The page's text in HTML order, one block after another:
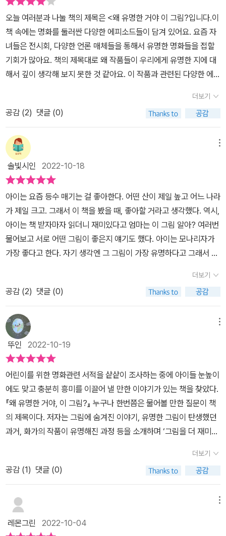
의 일요일 오후>, <키스>, <생각하는 사람> 등 총 12가지 대표 작품
을 대상으로, 화가의 생애와 이 작품이 왜 사람들의 사랑을 받게 되었
는지 설명해준다. 특히 처음 그림을 배우는 사람이 잘 모르는 작품을
만들 당시의 시대적 분위기와 당시의 기술 발달 정도, 그리고 그 작가
만의 독특한 기법 등을 함께 설명해주는 것이 좋았다. 그동안 보지 못
한 부분을 세밀하게 관찰할 수 있었고, 특히 초등학생 딸에게 설명해
주는 방식으로 정말 쉽게 이야기 해주고 있어서 이해하기 좋았다. 다
빈치가 얼마나 완벽주의였는지, 모네의 그림이 당시에 인정받지 못한
라의 투명한 빛을 표현하기 위한 독특한 기법에 대한 이야기는 인상
적이고 재미있었다. 어릴적에 학교에서 미술사를 배울 때는 외우기
바쁘고 지루하게만 느껴졌는데, 역시 폭넓은 스토리를 이해하면서 배
워야 재미가 있다. 아들도 이렇게 미술을 이해하고 느끼면 좋겠다. 초
등학생 아이들이나 그림을 하나도 모르는 성인이 처음 배울 때 친절
하게 설명을 들을 수 있어서 좋은 책이다. 명화에 대한 정보와 교양을
쌓고 싶을 때 도움을 얻을 수 있을 것이다.
오늘 여러분과 나눌 책의 제목은 <왜 유명한 거야 이 그림?입니다.이
책 속에는 명화를 둘러싼 다양한 에피소드들이 담겨 있어요. 요즘 자
녀들은 전시회, 다양한 언론 매체들을 통해서 유명한 명화들을 접할
기회가 많아요. 책의 제목대로 왜 작품들이 우리에게 유명한 지에 대
해서 깊이 생각해 보지 못한 것 같아요. 이 작품과 관련된 다양한 에피
에 한 권의 책을 통해서 그 동안 너무 궁금했던 이야기들과 왜 작품이
유명하게 되었는 지에 대해서 알게 되는 좋은 계기로 삼았으면 좋겠
어요. 뿐만 아니라 이 책을 통해서 자녀가 명화와 한 걸음 더 가까워지
는 계기로 삼으면 더 좋을 것 같아요.감사하게도 어린 자녀들이 우리
에게 잘 알려진 모자리자, 생각하는 사람, 별이 빛나는 밤 등 총 12가
지 작품들과 관련된 신나고 재미있는 에피소드들이 담겨 있어요. 어
린 자녀는 이 책을 통해서 다양한 작품들과 관련된 에피소드들을 자
신의 말로 누군가에게 설명할 수 있도록 도움을 제공받을 수 있어요.
한 마디로 이 책은 마치 조개 속에 진주를 품은 것 같이 유익한 내용들
이 담아 놓았더라고요.이 책이 그럴 수 있는 이유는 유명한 작가들과
작품과 관련된 에피소드에 대해서 미술 칼럼니스트 이유리 선생님께
서 쉽고 재미있게 설명해 주기 때문인 것 같아요. 저자의 이야기대로
한 작품 속에는 당시 시대적 배경이 되었던 역사적 사건들과 영향을
받기 때문에 단순히 그림만 열심히 바라보곤 그림 속에 담겨 있는 다
것만큼 볼 수 있는 것 같아요. 이런 부분에 대해서 저자는 조근조근 설
명해 주세요.사랑하는 자녀와 함께 이제 명화를 그림으로 감상하지
말고 작품과 관련된 다양한 에피소드를 나누며 보면 어떨까요?오늘
여러분과 소개해 드린 책 <왜 유명한 거야 이 그림?>으로 첫 걸음을
시작해 보세요.
더보기
공감 (2) 댓글 (0)
솔빛시인 2022-10-18
아이는 요즘 등수 매기는 걸 좋아한다. 어떤 산이 제일 높고 어느 나라
가 제일 크고. 그래서 이 책을 봤을 때, 좋아할 거라고 생각했다. 역시,
아이는 책 받자마자 읽더니 재미있다고 엄마는 이 그림 알아? 여러번
물어보고 서로 어떤 그림이 좋은지 얘기도 했다. 아이는 모나리자가
가장 좋다고 한다. 자기 생각엔 그 그림이 가장 유명하다고 그래서 좋
아이는 왜 좋은지 잘 모르겠다고. 또 한참 색에 대해서도 얘기하고 어
떤 색을 좋아하는지 이야기가 이어졌다. 그만큼 책이 좋았다. 엄마와
딸이 대화하는 형식이지만, 작품이 나온 배경, 기법, 비하인드 등 중요
한 얘기를 쏙쏙 뽑아서 설명해서어른도 재미있게 읽을 수 있다. 그리
고 첫장엔 그림을 보고 어떤지 감상을 나누고 본 내용이 들어가기 때
문에 책을 같이 읽으며 양육자와 아이가 대화하기도 좋다. 누구나 알
만한 모나리자, 별이 빛나는 밤, 절규 등의 열 두가지 작품이 나오는데
유명하다는 건 알지만 왜 유명한지 제대로 알 수 있었다. 초등 이상 어
린이와 어른에게도 강추하는 책이다. 아이에게 그림을 설명하기 어렵
고 잘 모르겠다면 이 책으로 시작하길 추천한다.
더보기
공감 (2) 댓글 (0)
뚜인 2022-10-19
어린이를 위한 명화관련 서적을 샅샅이 조사하는 중에 아이들 눈높이
에도 맞고 충분히 흥미를 이끌어 낼 만한 이야기가 있는 책을 찾았다.
『왜 유명한 거야, 이 그림?』 누구나 한번쯤은 물어볼 만한 질문이 책
의 제목이다. 저자는 그림에 숨겨진 이야기, 유명한 그림이 탄생했던
과거, 화가의 작품이 유명해진 과정 등을 소개하며 ‘그림을 더 재미있
자〉, 〈인상: 해돋이〉, 〈별이 빛나는 밤〉, 〈절규〉, 〈기억의 지속〉, 〈생각
하는 사람〉, 〈빨강, 파랑, 노랑이 있는 구성〉, 〈진주 귀걸이를 한 소녀〉,
〈비너스의 탄생〉, 〈이삭줍기〉, 〈그랑드 자트 섬의 일요일 오후〉, 〈키
스〉 12개의 작품을 차례로 목차에 담아 유명해진 이유에 대해 흥미롭
그 이후 ‘도둑맞을 정도로 굉장한 작품’으로 남게 되었다는 일화가 소
더보기
공감 (1) 댓글 (0)
레몬그린 2022-10-04